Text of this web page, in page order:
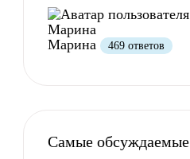
Марина 469 ответов
Самые обсуждаемые